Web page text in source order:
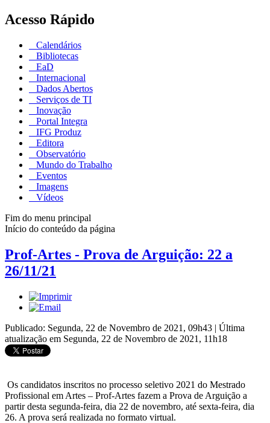
Acesso Rápido
Calendários
Bibliotecas
EaD
Internacional
Dados Abertos
Serviços de TI
Inovação
Portal Integra
IFG Produz
Editora
Observatório
Mundo do Trabalho
Eventos
Imagens
Vídeos
Fim do menu principal
Início do conteúdo da página
Prof-Artes - Prova de Arguição: 22 a
26/11/21
Publicado: Segunda, 22 de Novembro de 2021, 09h43 | Última
atualização em Segunda, 22 de Novembro de 2021, 11h18
Os candidatos inscritos no processo seletivo 2021 do Mestrado
Profissional em Artes – Prof-Artes fazem a Prova de Arguição a
partir desta segunda-feira, dia 22 de novembro, até sexta-feira, dia
26. A prova será realizada no formato virtual.